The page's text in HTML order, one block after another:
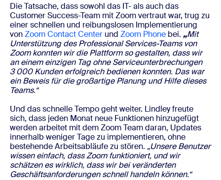
Die Tatsache, dass sowohl das IT- als auch das
Customer Success-Team mit Zoom vertraut war, trug zu
einer schnellen und reibungslosen Implementierung
vonZoom Contact Center und Zoom Phone bei. „Mit
Unterstützung des Professional Services-Teams von
Zoom konnten wir die Plattform so gestalten, dass wir
an einem einzigen Tag ohne Serviceunterbrechungen
3 000 Kunden erfolgreich bedienen konnten. Das war
ein Beweis für die großartige Planung und Hilfe dieses
Teams.“
Und das schnelle Tempo geht weiter. Lindley freute
sich, dass jeden Monat neue Funktionen hinzugefügt
werden arbeitet mit dem Zoom Team daran, Updates
innerhalb weniger Tage zu implementieren, ohne
bestehende Arbeitsabläufe zu stören. „Unsere Benutzer
wissen einfach, dass Zoom funktioniert, und wir
schätzen es wirklich, dass wir bei veränderten
Geschäftsanforderungen schnell handeln können.“